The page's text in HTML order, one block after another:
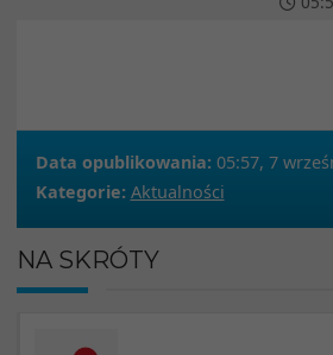
Data opublikowania: 05:57, 7
Kategorie: Aktualności
NA SKRÓTY